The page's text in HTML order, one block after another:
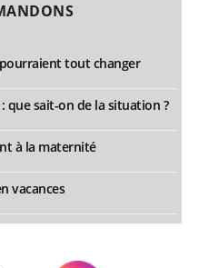
tout changer
que sait-on de la situation ?
à la maternité
vacances